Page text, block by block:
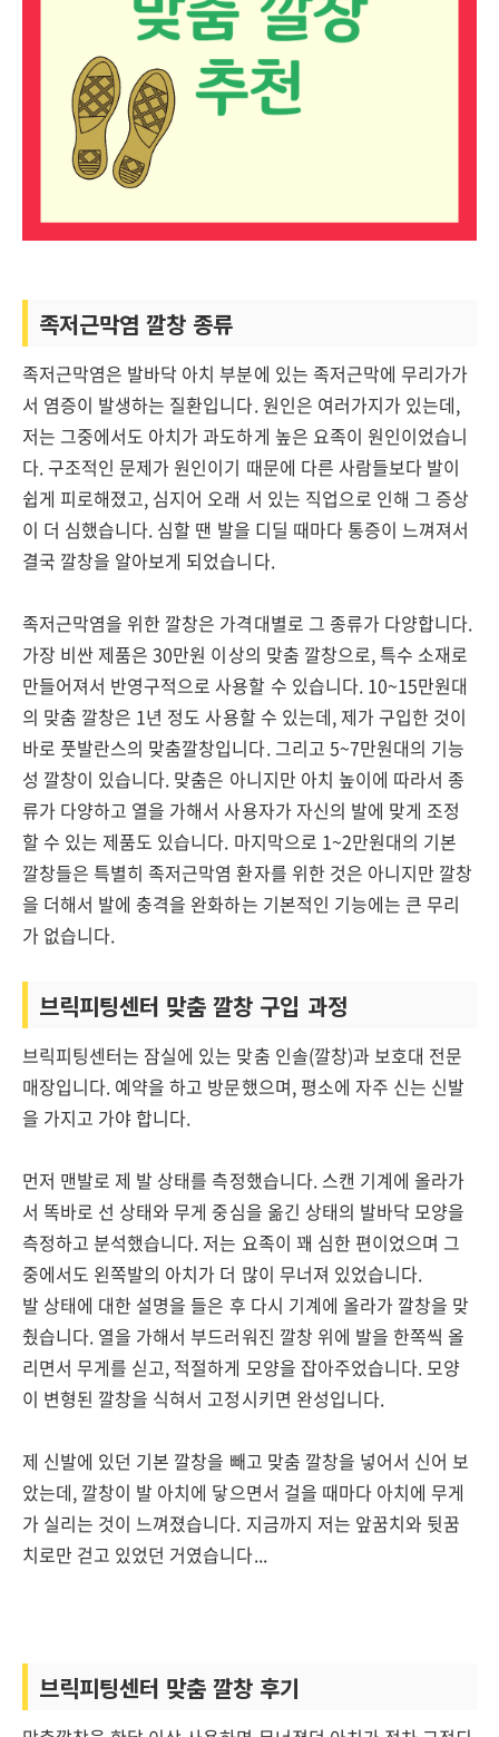
족저근막염 깔창 종류
족저근막염은 발바닥 아치 부분에 있는 족저근막에 무리가가
서 염증이 발생하는 질환입니다. 원인은 여러가지가 있는데,
저는 그중에서도 아치가 과도하게 높은 요족이 원인이었습니
다. 구조적인 문제가 원인이기 때문에 다른 사람들보다 발이
쉽게 피로해졌고, 심지어 오래 서 있는 직업으로 인해 그 증상
이 더 심했습니다. 심할 땐 발을 디딜 때마다 통증이 느껴져서
결국 깔창을 알아보게 되었습니다.
족저근막염을 위한 깔창은 가격대별로 그 종류가 다양합니다.
가장 비싼 제품은 30만원 이상의 맞춤 깔창으로, 특수 소재로
만들어져서 반영구적으로 사용할 수 있습니다. 10~15만원대
의 맞춤 깔창은 1년 정도 사용할 수 있는데, 제가 구입한 것이
바로 풋발란스의 맞춤깔창입니다. 그리고 5~7만원대의 기능
성 깔창이 있습니다. 맞춤은 아니지만 아치 높이에 따라서 종
류가 다양하고 열을 가해서 사용자가 자신의 발에 맞게 조정
할 수 있는 제품도 있습니다. 마지막으로 1~2만원대의 기본
깔창들은 특별히 족저근막염 환자를 위한 것은 아니지만 깔창
을 더해서 발에 충격을 완화하는 기본적인 기능에는 큰 무리
가 없습니다.
브릭피팅센터 맞춤 깔창 구입 과정
브릭피팅센터는 잠실에 있는 맞춤 인솔(깔창)과 보호대 전문
매장입니다. 예약을 하고 방문했으며, 평소에 자주 신는 신발
을 가지고 가야 합니다.
먼저 맨발로 제 발 상태를 측정했습니다. 스캔 기계에 올라가
서 똑바로 선 상태와 무게 중심을 옮긴 상태의 발바닥 모양을
측정하고 분석했습니다. 저는 요족이 꽤 심한 편이었으며 그
중에서도 왼쪽발의 아치가 더 많이 무너져 있었습니다.
발 상태에 대한 설명을 들은 후 다시 기계에 올라가 깔창을 맞
췄습니다. 열을 가해서 부드러워진 깔창 위에 발을 한쪽씩 올
리면서 무게를 싣고, 적절하게 모양을 잡아주었습니다. 모양
이 변형된 깔창을 식혀서 고정시키면 완성입니다.
제 신발에 있던 기본 깔창을 빼고 맞춤 깔창을 넣어서 신어 보
았는데, 깔창이 발 아치에 닿으면서 걸을 때마다 아치에 무게
가 실리는 것이 느껴졌습니다. 지금까지 저는 앞꿈치와 뒷꿈
치로만 걷고 있었던 거였습니다...
브릭피팅센터 맞춤 깔창 후기